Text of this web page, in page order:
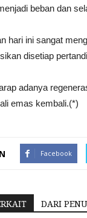
beban dan
hari ini sangat
disetiap
adanya
emas kembali.(*)
Facebook
DARI